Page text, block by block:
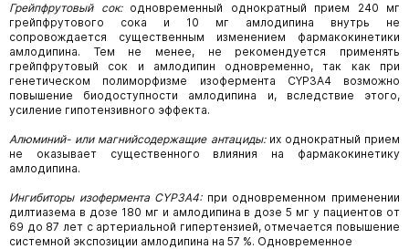
Грейпфрутовый сок: одновременный однократный прием 240
мг
грейпфрутового сока и
10 мг амлодипина внутрь не
сопровождается существенным изменением фармакокинетики
амлодипина. Тем не менее, не рекомендуется применять
грейпфрутовый сок и амлодипин одновременно, так как при
генетическом полиморфизме изофермента CYP3A4 возможно
повышение биодоступности амлодипина и, вследствие этого,
усиление гипотензивного эффекта.
Алюминий- или магнийсодержащие антациды: их однократный прием
не оказывает
существенного влияния на фармакокинетику
амлодипина.
Ингибиторы изофермента CYP3A4: при одновременном применении
дилтиазема в дозе 180 мг и амлодипина в дозе 5 мг у пациентов от
69 до 87 лет с артериальной гипертензией, отмечается повышение
системной экспозиции амлодипина на 57 %. Одновременное